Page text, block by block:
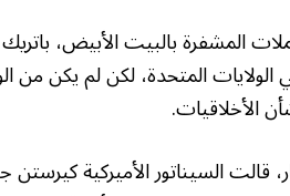
المشفرة بالبيت الأبيض،
الولايات المتحدة، لكن لم يكن
الأخلاقيات.
قالت السيناتور الأميركية